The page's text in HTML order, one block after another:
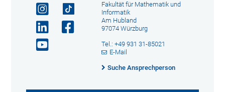
Fakultät für Mathematik und
Informatik
Am Hubland
97074 Würzburg
Tel.: +49 931 31-85021
E-Mail
Suche Ansprechperson